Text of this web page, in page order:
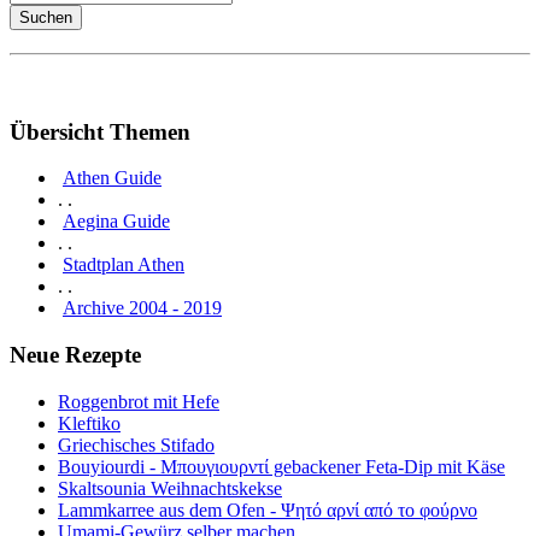
Übersicht Themen
Athen Guide
. .
Aegina Guide
. .
Stadtplan Athen
. .
Archive 2004 - 2019
Neue Rezepte
Roggenbrot mit Hefe
Kleftiko
Griechisches Stifado
Bouyiourdi - Μπουγιουρντί gebackener Feta-Dip mit Käse
Skaltsounia Weihnachtskekse
Lammkarree aus dem Ofen - Ψητό αρνί από το φούρνο
Umami-Gewürz selber machen